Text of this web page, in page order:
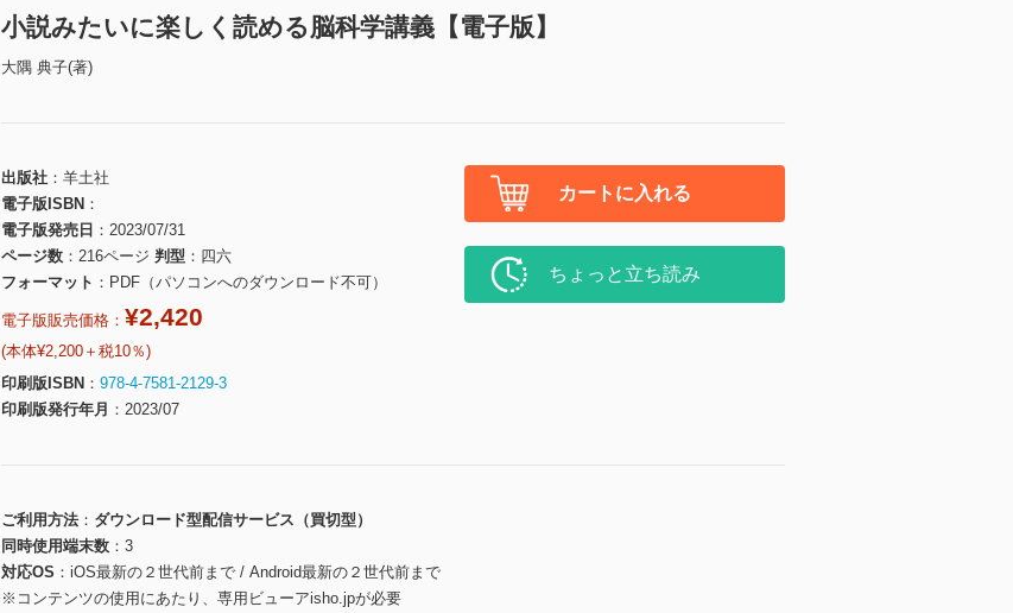
小説みたいに楽しく読める脳科学講義【電子版】
大隅 典子(著)
出版社
羊土社
電子版ISBN
電子版発売日
2023/07/31
ページ数
216ページ 判型
四六
フォーマット
PDF（パソコンへのダウンロード不可）
電子版販売価格： ¥2,420
(本体¥2,200＋税10％)
印刷版ISBN
978-4-7581-2129-3
印刷版発行年月
2023/07
カートに入れる
ちょっと立ち読み
ご利用方法
ダウンロード型配信サービス（買切型）
同時使用端末数
3
対応OS
iOS最新の２世代前まで / Android最新の２世代前まで
※コンテンツの使用にあたり、専用ビューアisho.jpが必要